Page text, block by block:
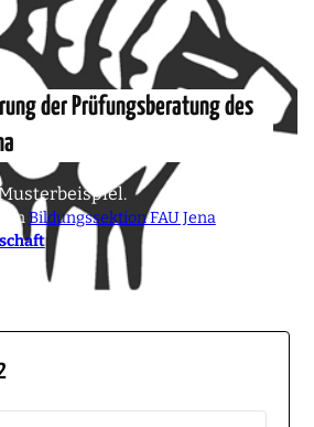
der Prüfungsberatung des
vonBildungssektion FAU Jena